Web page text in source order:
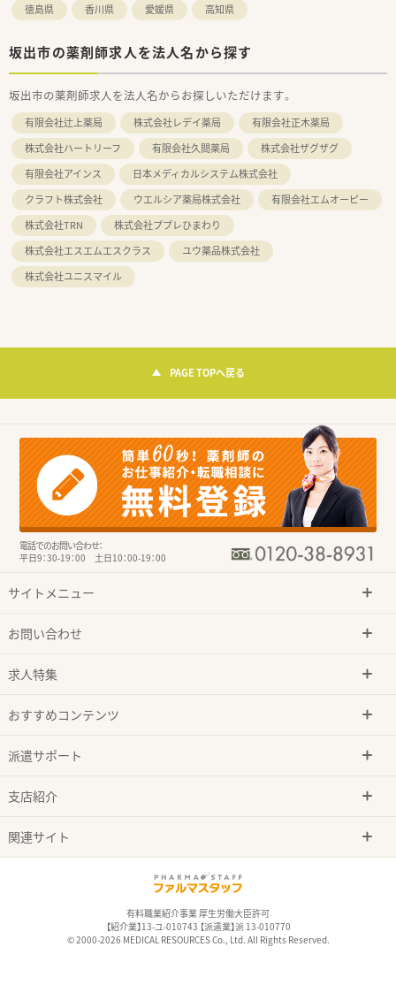
徳島県 香川県 愛媛県 高知県
坂出市の薬剤師求人を法人名から探す
坂出市の薬剤師求人を法人名からお探しいただけます。
有限会社辻上薬局 株式会社レデイ薬局
有限会社正木薬局
株式会社ハートリーフ
有限会社久間薬局
株式会社ザグザグ
有限会社アインス
日本メディカルシステム株式会社
クラフト株式会社
ウエルシア薬局株式会社
有限会社エムオーピー
株式会社TRN
株式会社ププレひまわり
株式会社エスエムエスクラス
ユウ薬品株式会社
株式会社ユニスマイル
PAGE TOPへ戻る
電話でのお問い合わせ：
平日9：30-19：00 土日10：00-19：00
サイトメニュー
お問い合わせ
求人特集
おすすめコンテンツ
派遣サポート
支店紹介
関連サイト
有料職業紹介事業 厚生労働大臣許可
【紹介業】13-ユ-010743 【派遣業】派 13-010770
© 2000-2026 MEDICAL RESOURCES Co., Ltd. All Rights Reserved.